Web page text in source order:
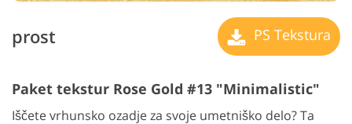
prost PS Tekstura
Paket tekstur Rose Gold #13 "Minimalistic"
Iščete vrhunsko ozadje za svoje umetniško delo? Ta